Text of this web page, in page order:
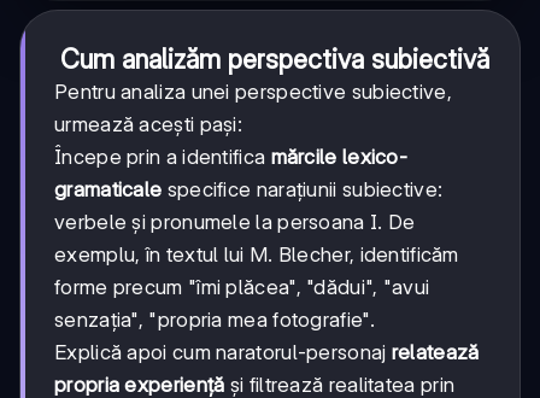
Cum analizăm perspectiva subiectivă
Pentru analiza unei perspective subiective,
urmează acești pași:
Începe prin a identifica mărcile lexico-
gramaticale specifice narațiunii subiective:
verbele și pronumele la persoana I. De
exemplu, în textul lui M. Blecher, identificăm
forme precum "îmi plăcea", "dădui", "avui
senzația", "propria mea fotografie".
Explică apoi cum naratorul-personaj relatează
propria experiență și filtrează realitatea prin